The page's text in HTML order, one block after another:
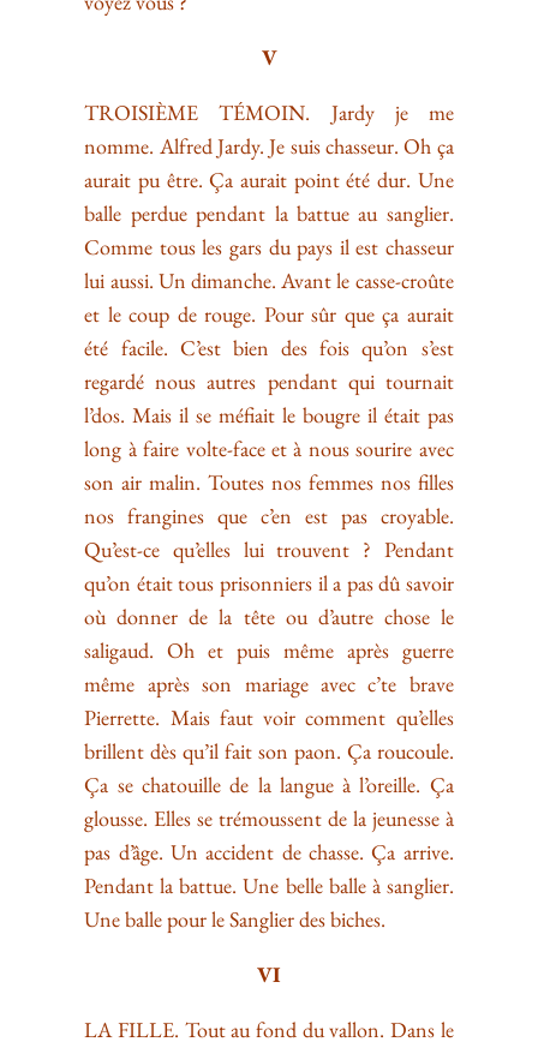
V
TROISIÈME TÉMOIN. Jardy je me
nomme. Alfred Jardy. Je suis chasseur. Oh ça
aurait pu être. Ça aurait point été dur. Une
balle perdue pendant la battue au sanglier.
Comme tous les gars du pays il est chasseur
lui aussi. Un dimanche. Avant le casse-croûte
et le coup de rouge. Pour sûr que ça aurait
été facile. C’est bien des fois qu’on s’est
regardé nous autres pendant qui tournait
l’dos. Mais il se méfiait le bougre il était pas
long à faire volte-face et à nous sourire avec
son air malin. Toutes nos femmes nos filles
nos frangines que c’en est pas croyable.
Qu’est-ce qu’elles lui trouvent ? Pendant
qu’on était tous prisonniers il a pas dû savoir
où donner de la tête ou d’autre chose le
saligaud. Oh et puis même après guerre
même après son mariage avec c’te brave
Pierrette. Mais faut voir comment qu’elles
brillent dès qu’il fait son paon. Ça roucoule.
Ça se chatouille de la langue à l’oreille. Ça
glousse. Elles se trémoussent de la jeunesse à
pas d’âge. Un accident de chasse. Ça arrive.
Pendant la battue. Une belle balle à sanglier.
Une balle pour le Sanglier des biches.
VI
LA FILLE. Tout au fond du vallon. Dans le